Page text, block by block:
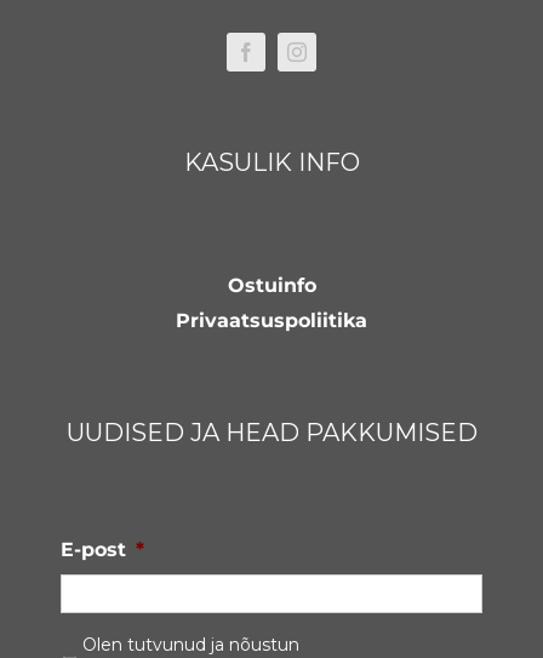
KASULIK INFO
Ostuinfo
Privaatsuspoliitika
UUDISED JA HEAD PAKKUMISED
E-post *
Privaatsustingimused *
Olen tutvunud ja nõustun